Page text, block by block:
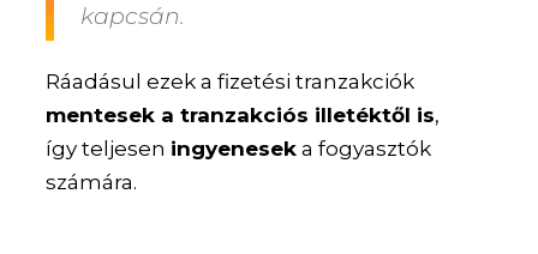
kapcsán.
Ráadásul ezek a fizetési tranzakciók
mentesek a tranzakciós illetéktől is,
így teljesen ingyenesek a fogyasztók
számára.